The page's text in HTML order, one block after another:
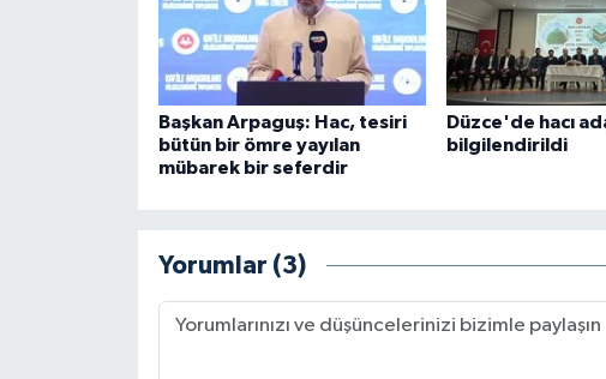
Başkan Arpaguş: Hac, tesiri
bütün bir ömre yayılan
mübarek bir seferdir
Düzce'de hacı
bilgilendirildi
Yorumlar (3)
Kilis Müftülüğü
Kırıkkale Müftülüğü
Kırklareli Müftülüğü
Kocaeli Müftülüğü